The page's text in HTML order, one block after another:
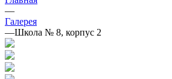
—
Галерея
—Школа № 8, корпус 2